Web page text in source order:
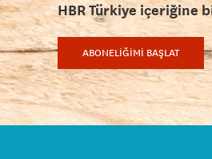
HBR Türkiye içeriğine
ABONELİĞİMİ BAŞLAT